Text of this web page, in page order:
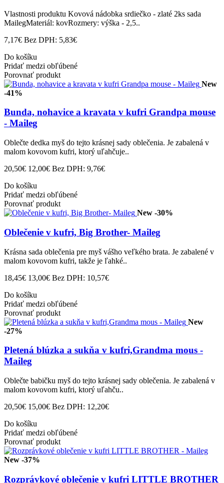
Vlastnosti produktu Kovová nádobka srdiečko - zlaté 2ks sada
MailegMateriál: kovRozmery: výška - 2,5..
7,17€ Bez DPH: 5,83€
Do košíku
Pridať medzi obľúbené
Porovnať produkt
New
-41%
Bunda, nohavice a kravata v kufri Grandpa mouse
- Maileg
Oblečte dedka myš do tejto krásnej sady oblečenia. Je zabalená v
malom kovovom kufri, ktorý uľahčuje..
20,50€ 12,00€ Bez DPH: 9,76€
Do košíku
Pridať medzi obľúbené
Porovnať produkt
New -30%
Oblečenie v kufri, Big Brother- Maileg
Krásna sada oblečenia pre myš vášho veľkého brata. Je zabalené v
malom kovovom kufri, takže je ľahké..
18,45€ 13,00€ Bez DPH: 10,57€
Do košíku
Pridať medzi obľúbené
Porovnať produkt
New
-27%
Pletená blúzka a sukňa v kufri,Grandma mous -
Maileg
Oblečte babičku myš do tejto krásnej sady oblečenia. Je zabalená v
malom kovovom kufri, ktorý uľahču..
20,50€ 15,00€ Bez DPH: 12,20€
Do košíku
Pridať medzi obľúbené
Porovnať produkt
New -37%
Rozprávkové oblečenie v kufri LITTLE BROTHER